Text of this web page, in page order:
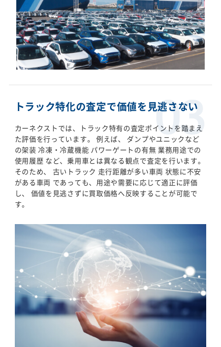
トラック特化の査定で価値を見逃さない
カーネクストでは、トラック特有の査定ポイントを踏まえ
た評価を行っています。 例えば、 ダンプやユニックなど
の架装 冷凍・冷蔵機能 パワーゲートの有無 業務用途での
使用履歴 など、乗用車とは異なる観点で査定を行います。
そのため、 古いトラック 走行距離が多い車両 状態に不安
がある車両 であっても、用途や需要に応じて適正に評価
し、 価値を見逃さずに買取価格へ反映することが可能で
す。